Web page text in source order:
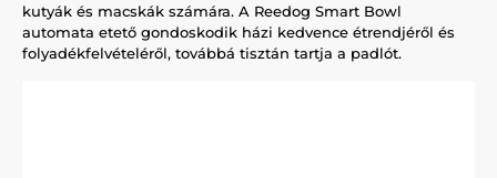
kutyák és macskák számára. A Reedog Smart Bowl
automata etető gondoskodik házi kedvence étrendjéről és
folyadékfelvételéről, továbbá tisztán tartja a padlót.